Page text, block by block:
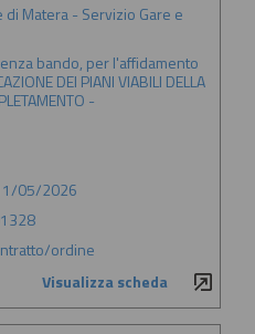
di Matera - Servizio Gare e
bando, per l'affidamento
DEI PIANI VIABILI DELLA
-
05/2026
ordine
Visualizza scheda